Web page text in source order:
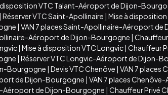
disposition VTC Talant-Aéroport de Dijon-
| Réserver VTC Saint-Apollinaire | Mise à
| VAN 7 places Saint-Apollinaire-Aéroport de
Aéroport de Dijon-Bourgogne |
| Mise à disposition VTC Longvic| Chauffeur
| Réserver VTC Longvic-Aéroport de Dijon-
Bourgogne | Devis VTC Chenôve | VAN 7 places
de Dijon-Bourgogne | VAN 7 places
Aéroport de Dijon-Bourgogne | Chauffeur Privé